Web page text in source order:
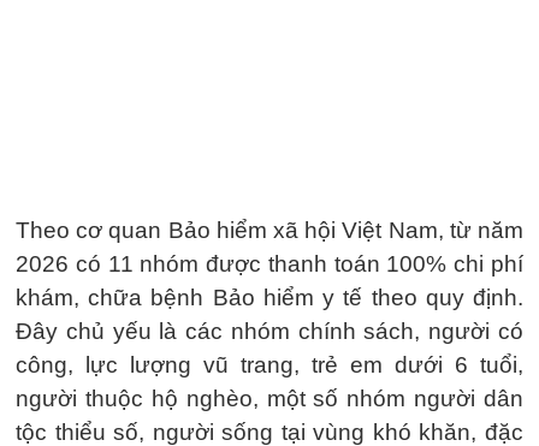
Theo cơ quan Bảo hiểm xã hội Việt Nam, từ năm
2026 có 11 nhóm được thanh toán 100% chi phí
khám, chữa bệnh Bảo hiểm y tế theo quy định.
Đây chủ yếu là các nhóm chính sách, người có
công, lực lượng vũ trang, trẻ em dưới 6 tuổi,
người thuộc hộ nghèo, một số nhóm người dân
tộc thiểu số, người sống tại vùng khó khăn, đặc